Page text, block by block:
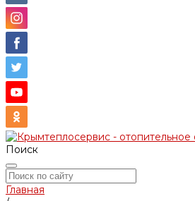
Поиск
Главная